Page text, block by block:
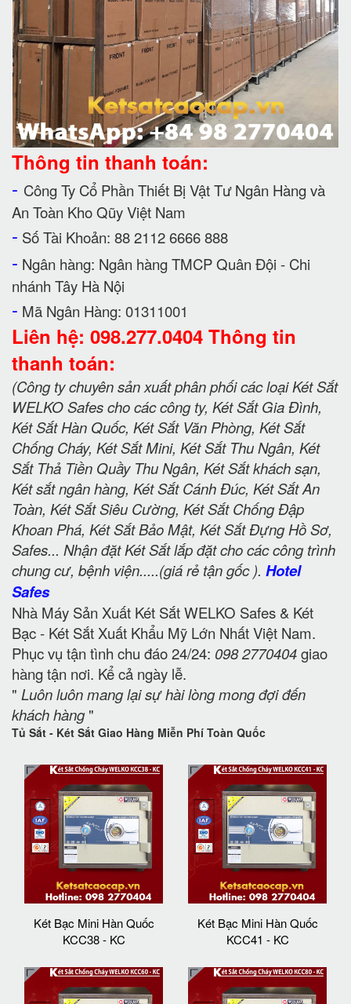
Thông tin thanh toán:
- Công Ty Cổ Phần Thiết Bị Vật Tư Ngân Hàng và
An Toàn Kho Qũy Việt Nam
- Số Tài Khoản: 88 2112 6666 888
- Ngân hàng: Ngân hàng TMCP Quân Đội - Chi
nhánh Tây Hà Nội
- Mã Ngân Hàng: 01311001
Liên hệ: 098.277.0404 Thông tin
thanh toán:
(Công ty chuyên sản xuất phân phối các loại Két Sắt
WELKO Safes cho các công ty, Két Sắt Gia Đình,
Két Sắt Hàn Quốc, Két Sắt Văn Phòng, Két Sắt
Chống Cháy, Két Sắt Mini, Két Sắt Thu Ngân, Két
Sắt Thả Tiền Quầy Thu Ngân, Két Sắt khách sạn,
Két sắt ngân hàng, Két Sắt Cánh Đúc, Két Sắt An
Toàn, Két Sắt Siêu Cường, Két Sắt Chống Đập
Khoan Phá, Két Sắt Bảo Mật, Két Sắt Đựng Hồ Sơ,
Safes... Nhận đặt Két Sắt lắp đặt cho các công trình
chung cư, bệnh viện.....(giá rẻ tận gốc ). Hotel
Safes
Nhà Máy Sản Xuất Két Sắt WELKO Safes & Két
Bạc - Két Sắt Xuất Khẩu Mỹ Lớn Nhất Việt Nam.
Phục vụ tận tình chu đáo 24/24: 098 2770404giao
hàng tận nơi. Kể cả ngày lễ.
" Luôn luôn mang lại sự hài lòng mong đợi đến
khách hàng"
Tủ Sắt - Két Sắt Giao Hàng Miễn Phí Toàn Quốc
Két Bạc Mini Hàn Quốc
KCC38 - KC
Két Bạc Mini Hàn Quốc
KCC41 - KC